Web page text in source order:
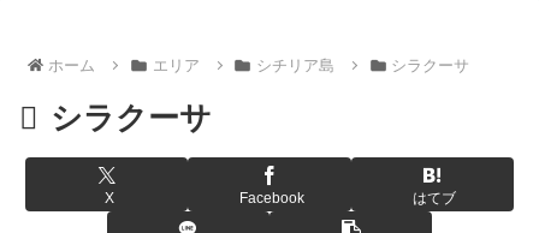
ホーム エリア シチリア島 シラクーサ
シラクーサ
X Facebook はてブ